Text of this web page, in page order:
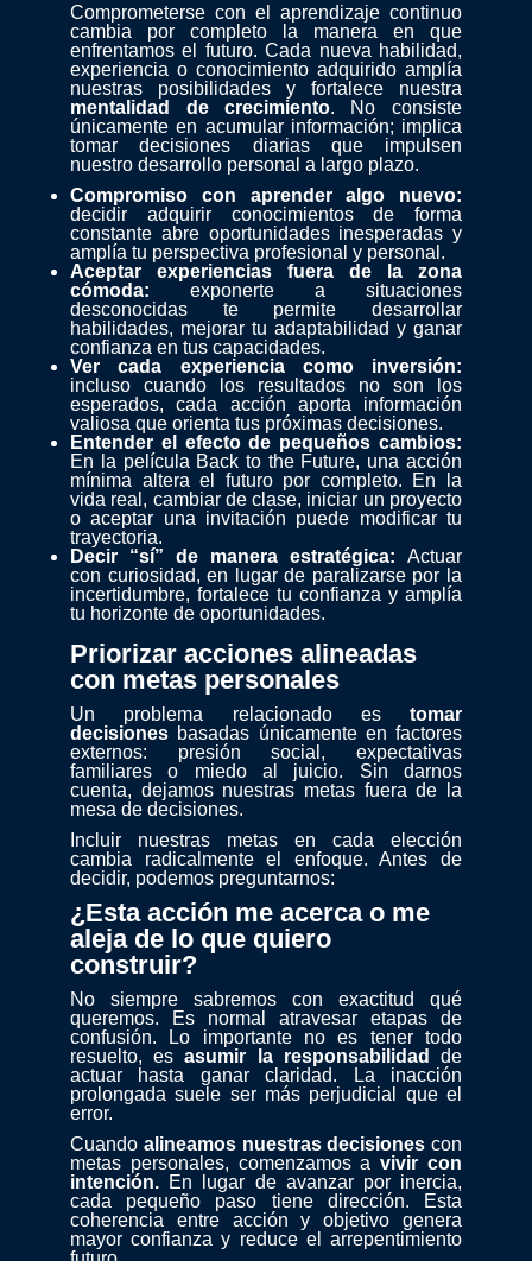
Comprometerse con el aprendizaje continuo
cambia por completo la manera en que
enfrentamos el futuro. Cada nueva habilidad,
experiencia o conocimiento adquirido amplía
nuestras posibilidades y fortalece nuestra
mentalidad de crecimiento. No consiste
únicamente en acumular información; implica
tomar decisiones diarias que impulsen
nuestro desarrollo personal a largo plazo.
Compromiso con aprender algo nuevo:
decidir adquirir conocimientos de forma
constante abre oportunidades inesperadas y
amplía tu perspectiva profesional y personal.
Aceptar experiencias fuera de la zona
cómoda:exponerte a situaciones
desconocidas te permite desarrollar
habilidades, mejorar tu adaptabilidad y ganar
confianza en tus capacidades.
Ver cada experiencia como inversión:
incluso cuando los resultados no son los
esperados, cada acción aporta información
valiosa que orienta tus próximas decisiones.
Entender el efecto de pequeños cambios:
En la película Back to the Future, una acción
mínima altera el futuro por completo. En la
vida real, cambiar de clase, iniciar un proyecto
o aceptar una invitación puede modificar tu
trayectoria.
Decir “sí” de manera estratégica: Actuar
con curiosidad, en lugar de paralizarse por la
incertidumbre, fortalece tu confianza y amplía
tu horizonte de oportunidades.
Priorizar acciones alineadas
con metas personales
Un problema relacionado es tomar
decisiones basadas únicamente en factores
externos: presión social, expectativas
familiares o miedo al juicio. Sin darnos
cuenta, dejamos nuestras metas fuera de la
mesa de decisiones.
Incluir nuestras metas en cada elección
cambia radicalmente el enfoque. Antes de
decidir, podemos preguntarnos:
¿Esta acción me acerca o me
aleja de lo que quiero
construir?
No siempre sabremos con exactitud qué
queremos. Es normal atravesar etapas de
confusión. Lo importante no es tener todo
resuelto, esasumir la responsabilidad de
actuar hasta ganar claridad. La inacción
prolongada suele ser más perjudicial que el
error.
Cuando alineamos nuestras decisiones con
metas personales, comenzamos avivir con
intención. En lugar de avanzar por inercia,
cada pequeño paso tiene dirección. Esta
coherencia entre acción y objetivo genera
mayor confianza y reduce el arrepentimiento